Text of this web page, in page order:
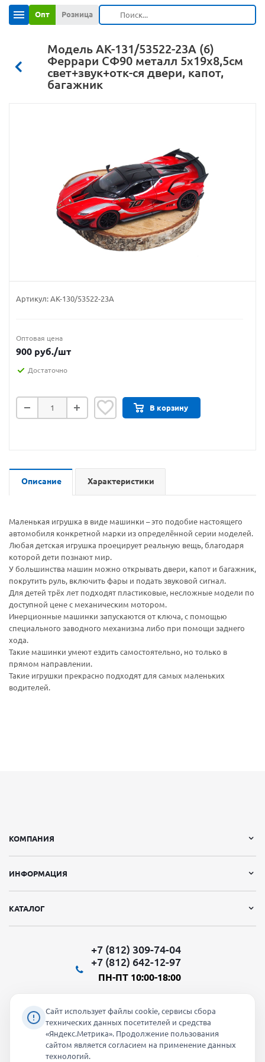
Опт Розница
Модель АК-131/53522-23А (6)
Феррари СФ90 металл 5х19х8,5см
свет+звук+отк-ся двери, капот,
багажник
Артикул: АК-130/53522-23А
Оптовая цена
900 руб./шт
Достаточно
В корзину
Описание Характеристики
Маленькая игрушка в виде машинки – это подобие настоящего
автомобиля конкретной марки из определённой серии моделей.
Любая детская игрушка проецирует реальную вещь, благодаря
которой дети познают мир.
У большинства машин можно открывать двери, капот и багажник,
покрутить руль, включить фары и подать звуковой сигнал.
Для детей трёх лет подходят пластиковые, несложные модели по
доступной цене с механическим мотором.
Инерционные машинки запускаются от ключа, с помощью
специального заводного механизма либо при помощи заднего
хода.
Такие машинки умеют ездить самостоятельно, но только в
прямом направлении.
Такие игрушки прекрасно подходят для самых маленьких
водителей.
КОМПАНИЯ
ИНФОРМАЦИЯ
КАТАЛОГ
+7 (812) 309-74-04
+7 (812) 642-12-97
ПН-ПТ 10:00-18:00
Мы в социальных сетях:
Сайт использует файлы cookie, сервисы сбора
технических данных посетителей и средства
«Яндекс.Метрика». Продолжение пользования
сайтом является согласием на применение данных
технологий.